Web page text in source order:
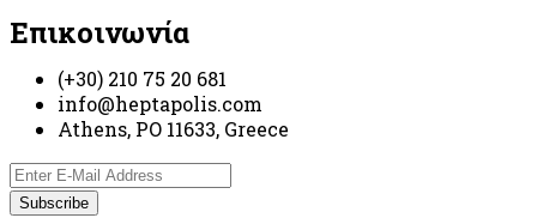
Επικοινωνία
(+30) 210 75 20 681
info@heptapolis.com
Athens, PO 11633, Greece